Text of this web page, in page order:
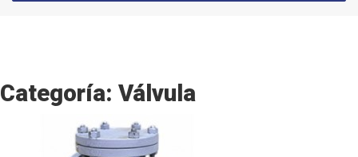
Categoría: Válvula